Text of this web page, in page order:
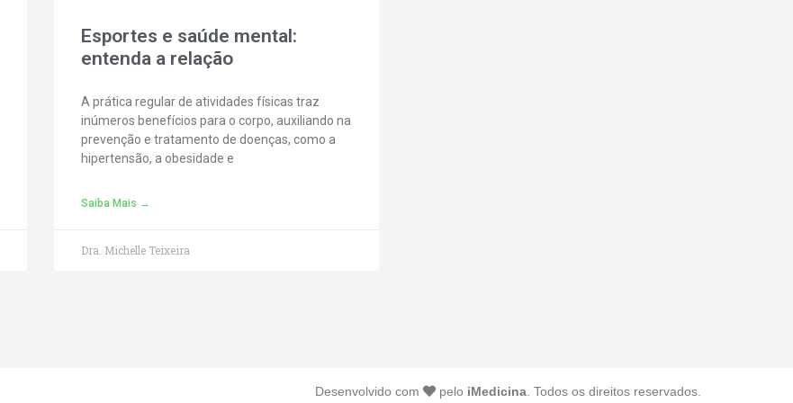
Esportes e saúde mental:
entenda a relação
A prática regular de atividades físicas traz
inúmeros benefícios para o corpo, auxiliando na
prevenção e tratamento de doenças, como a
hipertensão, a obesidade e
Saiba Mais →
Dra. Michelle Teixeira
Desenvolvido com pelo iMedicina. Todos os direitos reservados.